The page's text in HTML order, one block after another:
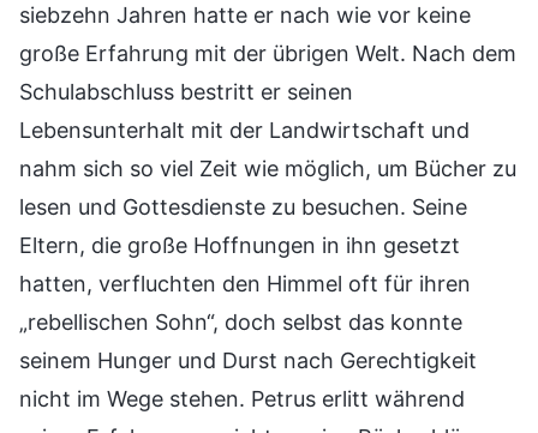
siebzehn Jahren hatte er nach wie vor keine
große Erfahrung mit der übrigen Welt. Nach dem
Schulabschluss bestritt er seinen
Lebensunterhalt mit der Landwirtschaft und
nahm sich so viel Zeit wie möglich, um Bücher zu
lesen und Gottesdienste zu besuchen. Seine
Eltern, die große Hoffnungen in ihn gesetzt
hatten, verfluchten den Himmel oft für ihren
„rebellischen Sohn“, doch selbst das konnte
seinem Hunger und Durst nach Gerechtigkeit
nicht im Wege stehen. Petrus erlitt während